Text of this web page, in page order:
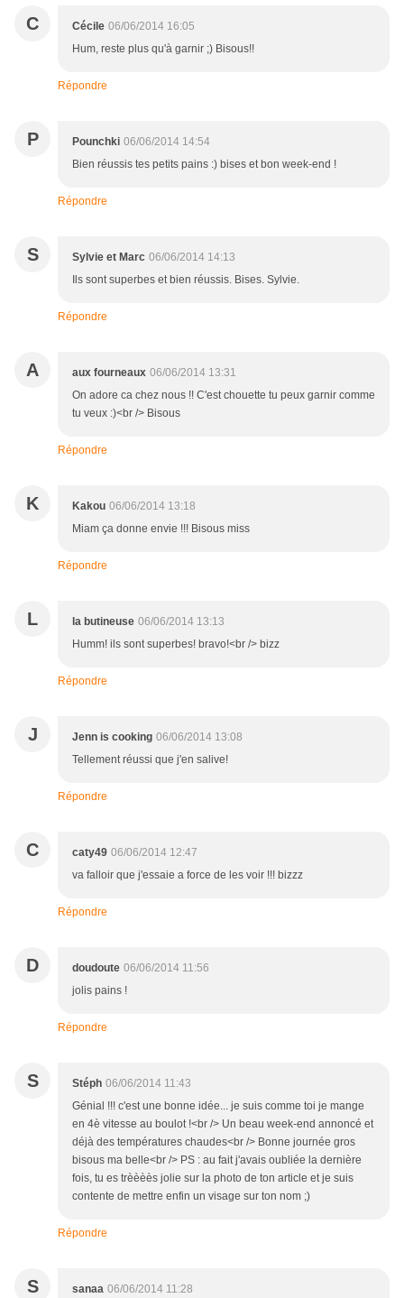
C Cécile 06/06/2014 16:05
Hum, reste plus qu'à garnir ;) Bisous!!
Répondre
P Pounchki 06/06/2014 14:54
Bien réussis tes petits pains :) bises et bon week-end !
Répondre
S Sylvie et Marc 06/06/2014 14:13
Ils sont superbes et bien réussis. Bises. Sylvie.
Répondre
A aux fourneaux 06/06/2014 13:31
On adore ca chez nous !! C'est chouette tu peux garnir comme
tu veux :)<br /> Bisous
Répondre
K Kakou 06/06/2014 13:18
Miam ça donne envie !!! Bisous miss
Répondre
L la butineuse 06/06/2014 13:13
Humm! ils sont superbes! bravo!<br /> bizz
Répondre
J Jenn is cooking 06/06/2014 13:08
Tellement réussi que j'en salive!
Répondre
C caty49 06/06/2014 12:47
va falloir que j'essaie a force de les voir !!! bizzz
Répondre
D doudoute 06/06/2014 11:56
jolis pains !
Répondre
S Stéph 06/06/2014 11:43
Génial !!! c'est une bonne idée... je suis comme toi je mange
en 4è vitesse au boulot !<br /> Un beau week-end annoncé et
déjà des températures chaudes<br /> Bonne journée gros
bisous ma belle<br /> PS : au fait j'avais oubliée la dernière
fois, tu es trèèèès jolie sur la photo de ton article et je suis
contente de mettre enfin un visage sur ton nom ;)
Répondre
S sanaa 06/06/2014 11:28